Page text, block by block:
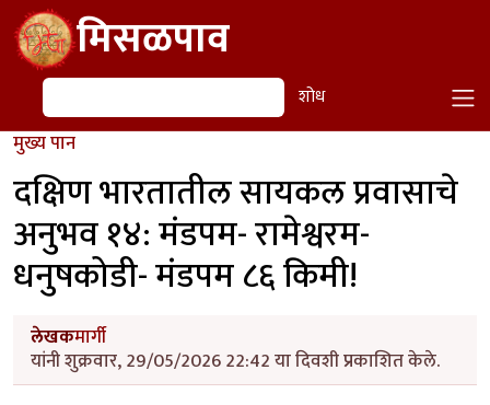
Skip to main contentमिसळपाव
शोध शोध
मुख्य पान
दक्षिण भारतातील सायकल प्रवासाचे
अनुभव १४: मंडपम- रामेश्वरम-
धनुषकोडी- मंडपम ८६ किमी!
लेखकमार्गी
यांनी शुक्रवार, 29/05/2026 22:42 या दिवशी प्रकाशित केले.